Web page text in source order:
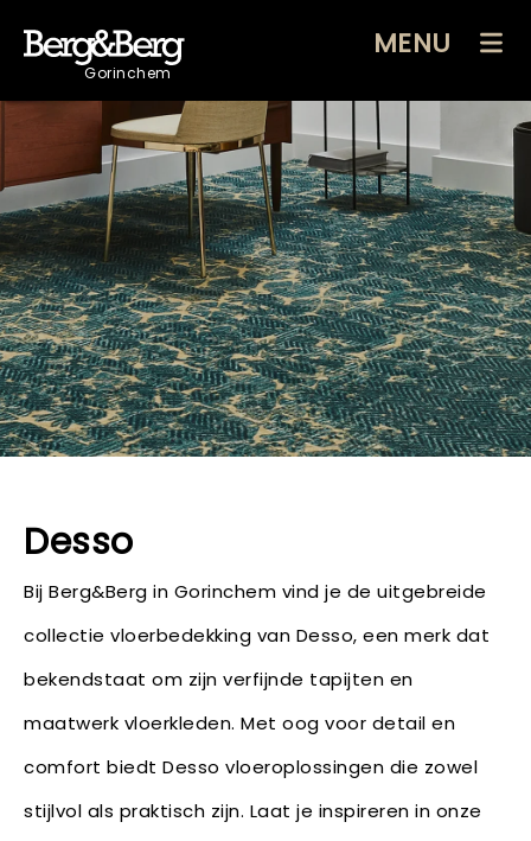
Gorinchem
MENU
Desso
Bij Berg&Berg in Gorinchem vind je de uitgebreide
collectie vloerbedekking van Desso, een merk dat
bekendstaat om zijn verfijnde tapijten en
maatwerk vloerkleden. Met oog voor detail en
comfort biedt Desso vloeroplossingen die zowel
stijlvol als praktisch zijn. Laat je inspireren in onze